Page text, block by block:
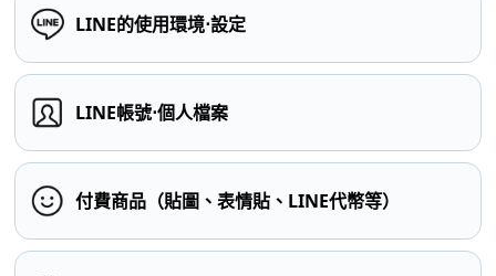
LINE的使用環境⋅設定
LINE帳號⋅個人檔案
付費商品（貼圖、表情貼、LINE代幣等）